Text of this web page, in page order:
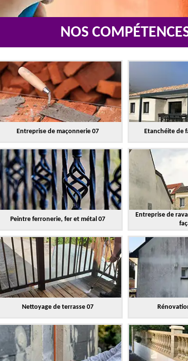
NOS
Entreprise de maçonnerie 07 Etanchéite de
Peintre ferronerie, fer et métal 07
Entreprise de
Nettoyage de terrasse 07